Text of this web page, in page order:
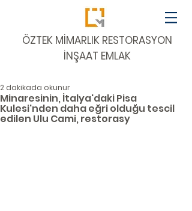
​ÖZTEK MİMARLIK RESTORASYON
İNŞAAT EMLAK
Minaresinin, İtalya'daki Pisa
Kulesi'nden daha eğri olduğu tescil
edilen Ulu Cami, restorasy
2 dakikada okunur